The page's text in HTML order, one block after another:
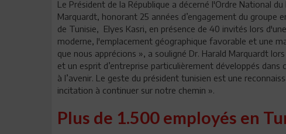
Le Président de la République a décerné l'Ordre National
Marquardt, honorant 25 années d’engagement du groupe
de Tunisie, Elyes Kasri, en présence de 40 invités lors
moderne, l'emplacement géographique favorable et une
que nous apprécions », a souligné Dr. Harald Marquardt
et un esprit d’entreprise particulièrement développés
à l’avenir. Le geste du président tunisien est une
incitation à continuer sur notre chemin ».
Plus de 1.500 employés en